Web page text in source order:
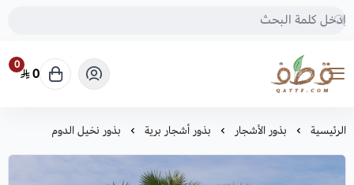
متجر قطف للبذور
0
0
الرئيسية بذور الأشجار بذور أشجار برية بذور نخيل الدوم